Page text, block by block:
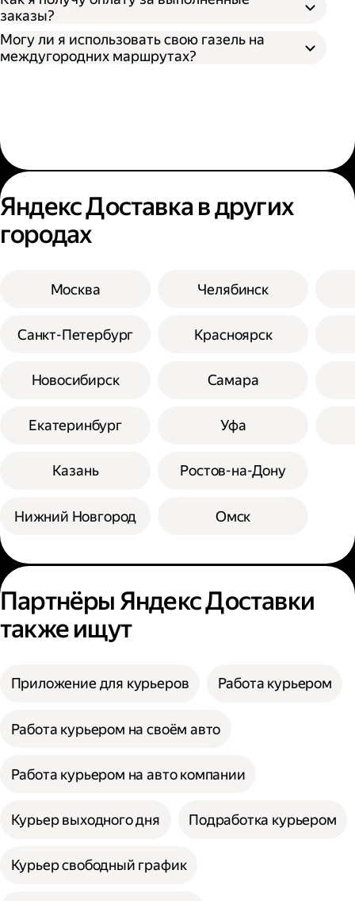
заказы?
Могу ли я использовать свою газель на
междугородних маршрутах?
Яндекс Доставка в других
городах
Москва
Санкт-Петербург
Новосибирск
Екатеринбург
Казань
Нижний Новгород
Челябинск
Красноярск
Самара
Уфа
Ростов-на-Дону
Омск
Партнёры Яндекс Доставки
также ищут
Приложение для курьеров Работа курьером
Работа курьером на своём авто
Работа курьером на авто компании
Курьер выходного дня Подработка курьером
Курьер свободный график